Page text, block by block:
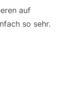
auf
so sehr.